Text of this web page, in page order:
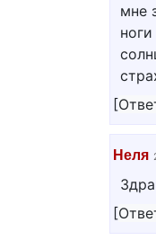
мне
[
Неля
[